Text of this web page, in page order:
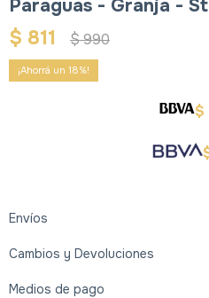
Paraguas - Granja -
$ 811 $990
18
$
Envíos
Cambios y Devoluciones
Medios de pago